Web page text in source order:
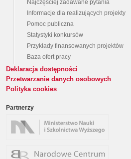
Najczęściej zadawane pytania
Informacje dla realizujących projekty
Pomoc publiczna
Statystyki konkursów
Przykłady finansowanych projektów
Baza ofert pracy
Deklaracja dostępności
Przetwarzanie danych osobowych
Polityka cookies
Partnerzy